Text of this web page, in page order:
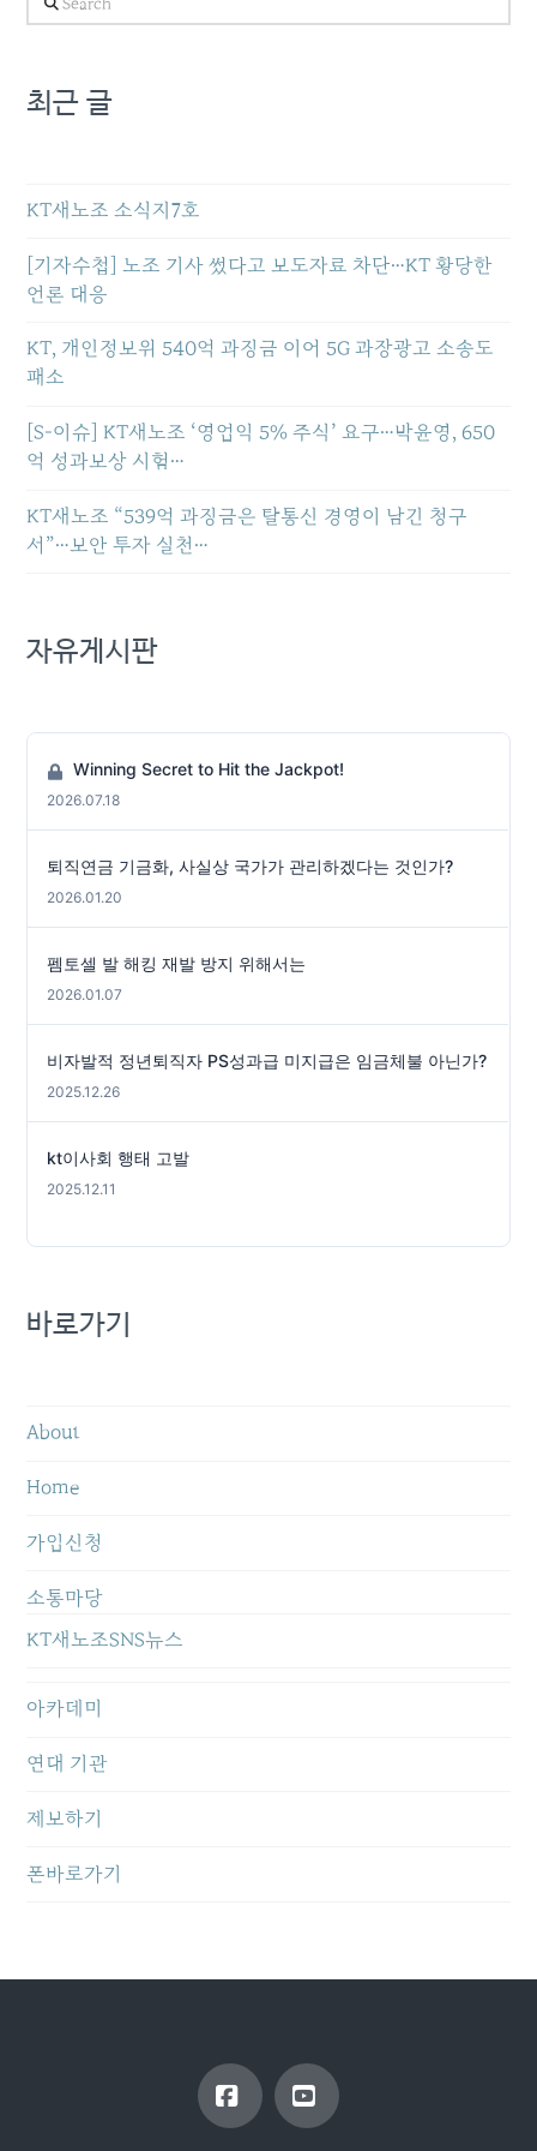
최근 글
KT새노조 소식지7호
[기자수첩] 노조 기사 썼다고 보도자료 차단…KT 황당한
언론 대응
KT, 개인정보위 540억 과징금 이어 5G 과장광고 소송도
패소
[S-이슈] KT새노조 ‘영업익 5% 주식’ 요구…박윤영, 650
억 성과보상 시험…
KT새노조 “539억 과징금은 탈통신 경영이 남긴 청구
서”…보안 투자 실천…
자유게시판
Winning Secret to Hit the Jackpot!
2026.07.18
퇴직연금 기금화, 사실상 국가가 관리하겠다는 것인가?
2026.01.20
펨토셀 발 해킹 재발 방지 위해서는
2026.01.07
비자발적 정년퇴직자 PS성과급 미지급은 임금체불 아닌가?
2025.12.26
kt이사회 행태 고발
2025.12.11
바로가기
About
Home
가입신청
소통마당
KT새노조SNS뉴스
아카데미
연대 기관
제보하기
폰바로가기